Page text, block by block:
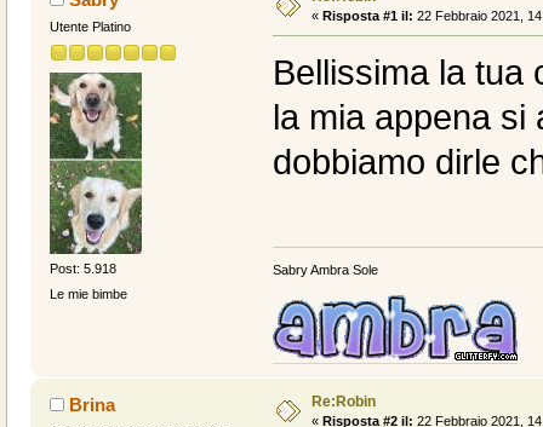
Utente Platino
Post: 5.918
Le mie bimbe
« Risposta #1 il: 22 Febbraio 2021,
Bellissima la tua
la mia appena si
dobbiamo dirle
Sabry Ambra Sole
Brina Re:Robin
« Risposta #2 il: 22 Febbraio 2021,